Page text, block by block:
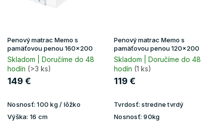
Penový matrac Memo s
pamäťovou penou 160x200
Skladom | Doručíme do 48
hodín (>3 ks)
149 €
Nosnosť: 100 kg / lôžko
Výška: 16 cm
Penový matrac Memo s
pamäťovou penou 120x200
Skladom | Doručíme do 48
hodín (1 ks)
119 €
Tvrdosť: stredne tvrdý
Nosnosť: 90kg